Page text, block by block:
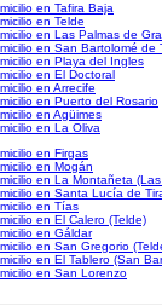
en Tafira Baja
en Telde
en Las Palmas de
en San Bartolomé de
en Playa del Ingles
en El Doctoral
en Arrecife
en Puerto del Rosario
en Agüimes
en La Oliva
en Firgas
en Mogán
en La Montañeta
en Santa Lucía de
en Tías
en El Calero (Telde)
en Gáldar
en San Gregorio
en El Tablero (San
en San Lorenzo